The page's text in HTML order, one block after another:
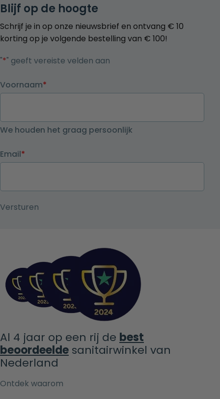
Blijf op de hoogte
Schrijf je in op onze nieuwsbrief en ontvang € 10
korting op je volgende bestelling van € 100!
"*" geeft vereiste velden aan
Voornaam*
We houden het graag persoonlijk
Email*
Al 4 jaar op een rij de best
beoordeelde sanitairwinkel van
Nederland
Ontdek waarom